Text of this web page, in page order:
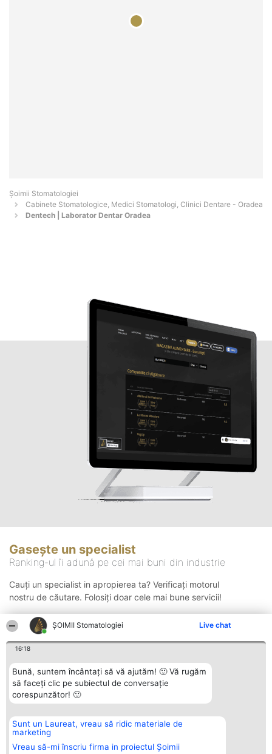
ȘOIMII Stomatologiei Live chat
16:18
Bună, suntem încântați să vă ajutăm! 🙂 Vă rugăm
să faceți clic pe subiectul de conversație
corespunzător! 🙂
Sunt un Laureat, vreau să ridic materiale de
marketing
Vreau să-mi înscriu firma in proiectul Șoimii
Șoimii Stomatologiei
Cabinete Stomatologice, Medici Stomatologi, Clinici Dentare - Oradea
Dentech | Laborator Dentar Oradea
Gasește un specialist
Ranking-ul îi adună pe cei mai buni din industrie
Cauți un specialist in apropierea ta? Verificați motorul
nostru de căutare. Folosiți doar cele mai bune servicii!
Organizator Ranking
BRIGHT SOLUTIONS BR SRL
Aleea Timisul De Sus 2 Bl. A30
Sc. A Et. 4 Ap. 13 Cod 061952
Plebiscyt
Lista Tuturor
Laureaților
Contact